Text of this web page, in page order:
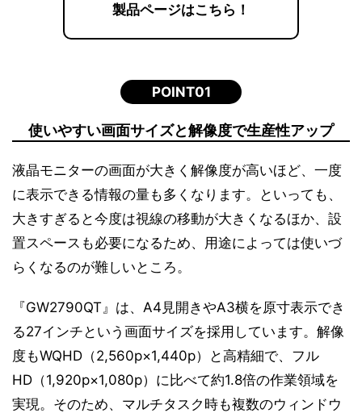
製品ページはこちら！
POINT01
使いやすい画面サイズと解像度で生産性アップ
液晶モニターの画面が大きく解像度が高いほど、一度
に表示できる情報の量も多くなります。といっても、
大きすぎると今度は視線の移動が大きくなるほか、設
置スペースも必要になるため、用途によっては使いづ
らくなるのが難しいところ。
『GW2790QT』は、A4見開きやA3横を原寸表示でき
る27インチという画面サイズを採用しています。解像
度もWQHD（2,560p×1,440p）と高精細で、フル
HD（1,920p×1,080p）に比べて約1.8倍の作業領域を
実現。そのため、マルチタスク時も複数のウィンドウ